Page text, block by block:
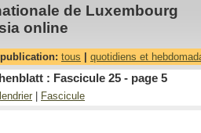
de Luxembourg
online
tous quotidiens et
: Fascicule 25 - page 5
Fascicule